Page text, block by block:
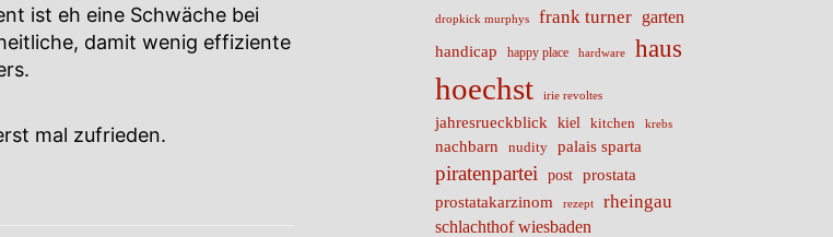
ist eh eine Schwäche bei
damit wenig effiziente
mal zufrieden.
dropkick murphys frank turner
garten
handicap
happy place hardware haus
hoechst irie revoltes
jahresrueckblick kiel kitchen krebs
nachbarn nudity palais sparta
piratenpartei post
prostata
prostatakarzinom
rezept rheingau
schlachthof wiesbaden